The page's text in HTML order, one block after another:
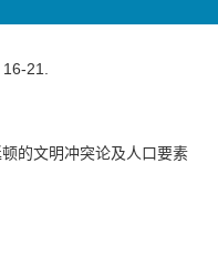
16-21.
的文明冲突论及人口要素